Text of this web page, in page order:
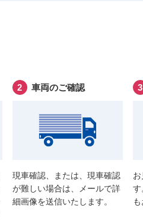
車両のご確認
現車確認、または、現車確認
が難しい場合は、メールで詳
細画像を送信いたします。
す